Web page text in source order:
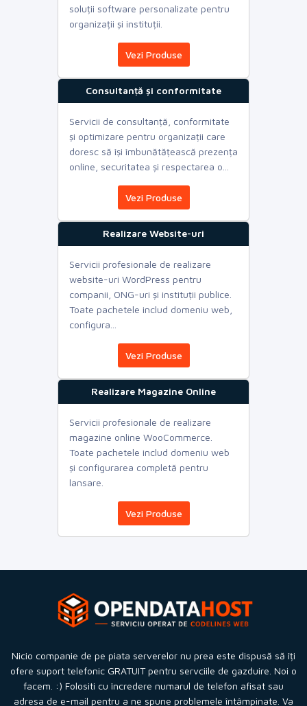
soluții software personalizate pentru
organizații și instituții.
Vezi Produse
Consultanță și conformitate
Servicii de consultanță, conformitate
și optimizare pentru organizații care
doresc să își îmbunătățească prezența
online, securitatea și respectarea o...
Vezi Produse
Realizare Website-uri
Servicii profesionale de realizare
website-uri WordPress pentru
companii, ONG-uri și instituții publice.
Toate pachetele includ domeniu web,
configura...
Vezi Produse
Realizare Magazine Online
Servicii profesionale de realizare
magazine online WooCommerce.
Toate pachetele includ domeniu web
și configurarea completă pentru
lansare.
Vezi Produse
Nicio companie de pe piata serverelor nu prea este dispusă să îți
ofere suport telefonic GRATUIT pentru servciile de gazduire. Noi o
facem. :) Folositi cu încredere numarul de telefon afisat sau
adresa de e-mail pentru a ne spune problemele întâmpinate. Va